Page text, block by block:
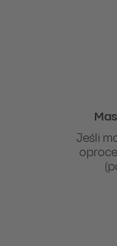
Jeśli